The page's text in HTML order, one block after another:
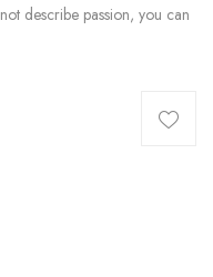
describe passion, you can